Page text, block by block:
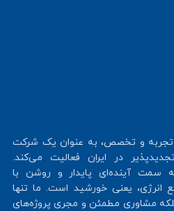
تجربه و تخصص، به عنوان یک شرکت
در ایران فعالیت می‌کند.
سمت آینده‌ای پایدار و روشن با
انرژی، یعنی خورشید است. ما تنها
مشاوری مطمئن و مجری پروژه‌های